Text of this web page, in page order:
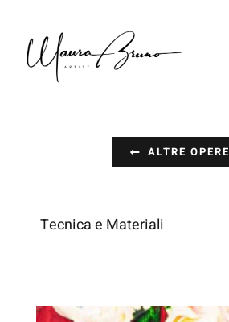
contenuto
ALTRE OPERE
Tecnica e Materiali